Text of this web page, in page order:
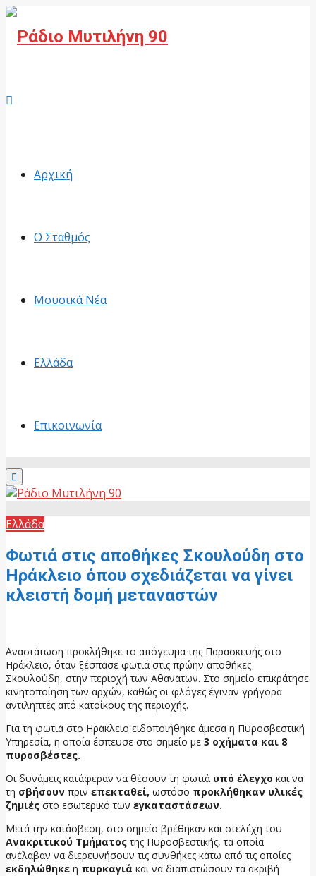
Αρχική
Ο Σταθμός
Μουσικά Νέα
Ελλάδα
Επικοινωνία
Primary
Menu
Ελλάδα
Φωτιά στις αποθήκες Σκουλούδη στο
Ηράκλειο όπου σχεδιάζεται να γίνει
κλειστή δομή μεταναστών
Αναστάτωση προκλήθηκε το απόγευμα της Παρασκευής στο
Ηράκλειο, όταν ξέσπασε φωτιά στις πρώην αποθήκες
Σκουλούδη, στην περιοχή των Αθανάτων. Στο σημείο επικράτησε
κινητοποίηση των αρχών, καθώς οι φλόγες έγιναν γρήγορα
αντιληπτές από κατοίκους της περιοχής.
Για τη φωτιά στο Ηράκλειο ειδοποιήθηκε άμεσα η Πυροσβεστική
Υπηρεσία, η οποία έσπευσε στο σημείο με 3 οχήματα και 8
πυροσβέστες.
Οι δυνάμεις κατάφεραν να θέσουν τη φωτιά υπό έλεγχο και να
τη σβήσουν πριν επεκταθεί, ωστόσο προκλήθηκαν υλικές
ζημιές στο εσωτερικό των εγκαταστάσεων.
Μετά την κατάσβεση, στο σημείο βρέθηκαν και στελέχη του
Ανακριτικού Τμήματοςτης Πυροσβεστικής, τα οποία
ανέλαβαν να διερευνήσουν τις συνθήκες κάτω από τις οποίες
εκδηλώθηκε η πυρκαγιά και να διαπιστώσουν τα ακριβή